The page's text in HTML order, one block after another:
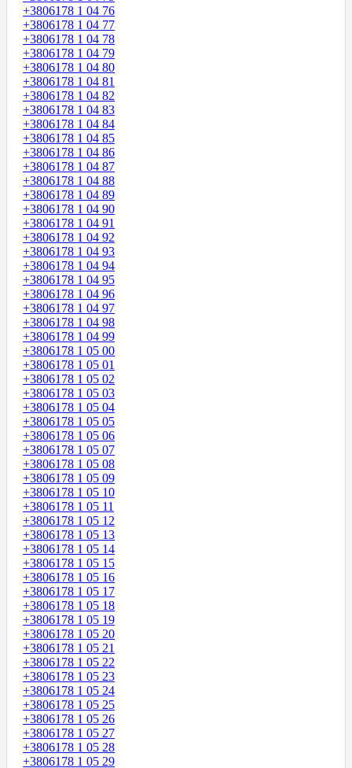
+3806178 1 04 76
+3806178 1 04 77
+3806178 1 04 78
+3806178 1 04 79
+3806178 1 04 80
+3806178 1 04 81
+3806178 1 04 82
+3806178 1 04 83
+3806178 1 04 84
+3806178 1 04 85
+3806178 1 04 86
+3806178 1 04 87
+3806178 1 04 88
+3806178 1 04 89
+3806178 1 04 90
+3806178 1 04 91
+3806178 1 04 92
+3806178 1 04 93
+3806178 1 04 94
+3806178 1 04 95
+3806178 1 04 96
+3806178 1 04 97
+3806178 1 04 98
+3806178 1 04 99
+3806178 1 05 00
+3806178 1 05 01
+3806178 1 05 02
+3806178 1 05 03
+3806178 1 05 04
+3806178 1 05 05
+3806178 1 05 06
+3806178 1 05 07
+3806178 1 05 08
+3806178 1 05 09
+3806178 1 05 10
+3806178 1 05 11
+3806178 1 05 12
+3806178 1 05 13
+3806178 1 05 14
+3806178 1 05 15
+3806178 1 05 16
+3806178 1 05 17
+3806178 1 05 18
+3806178 1 05 19
+3806178 1 05 20
+3806178 1 05 21
+3806178 1 05 22
+3806178 1 05 23
+3806178 1 05 24
+3806178 1 05 25
+3806178 1 05 26
+3806178 1 05 27
+3806178 1 05 28
+3806178 1 05 29